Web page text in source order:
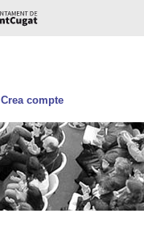
Crea compte